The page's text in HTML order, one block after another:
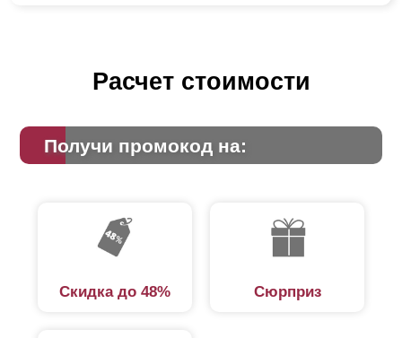
Расчет стоимости
Получи промокод на:
Скидка до 48% Сюрприз